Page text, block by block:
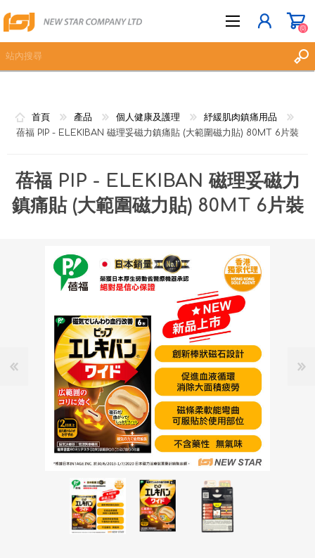
立即登記
登入
(0)
首頁 產品 個人健康及護理
紓緩肌肉鎮痛用品
蓓福 PIP - ELEKIBAN 磁理妥磁力鎮痛貼 (大範圍磁力貼) 80MT 6片裝
蓓福 PIP - ELEKIBAN 磁理妥磁力
鎮痛貼 (大範圍磁力貼) 80MT 6片裝